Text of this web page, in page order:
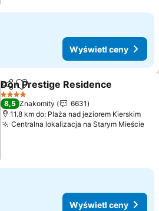
Wyświetl ceny
Udostępnij
Dodaj do ulubionych
Don Prestige Residence
4 Kategoria
8,5 Znakomity
6631
11.8 km do: Plaża nad jeziorem Kierskim
Centralna lokalizacja na Starym Mieście
Wyświetl ceny